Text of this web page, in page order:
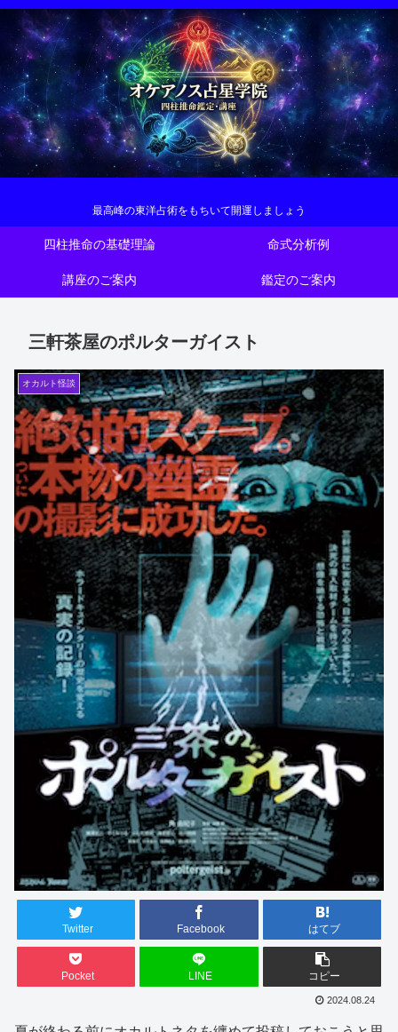
最高峰の東洋占術をもちいて開運しましょう
四柱推命の基礎理論 命式分析例
講座のご案内 鑑定のご案内
三軒茶屋のポルターガイスト
オカルト怪談
Twitter Facebook はてブ
Pocket LINE コピー
2024.08.24